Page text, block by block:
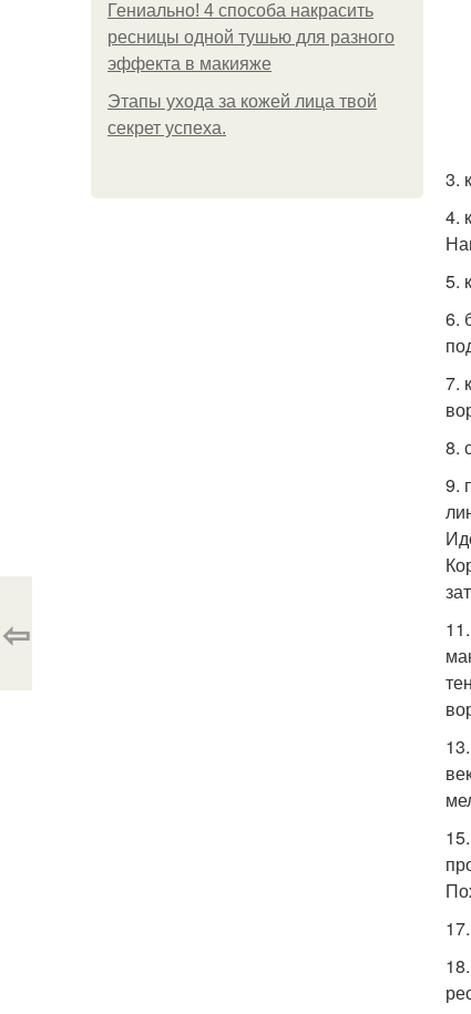
Гениально! 4 способа накрасить
ресницы одной тушью для разного
эффекта в макияже
Этапы ухода за кожей лица твой
секрет успеха.
3.
4.
5.
6.
7.
8.
9.
⇦